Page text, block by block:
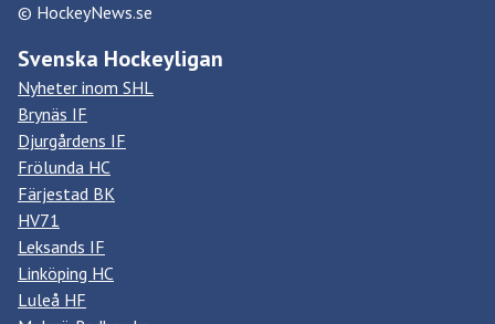
© HockeyNews.se
Svenska Hockeyligan
Nyheter inom SHL
Brynäs IF
Djurgårdens IF
Frölunda HC
Färjestad BK
HV71
Leksands IF
Linköping HC
Luleå HF